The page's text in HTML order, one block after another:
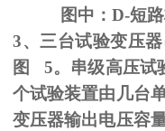
图中： D-
3、三台试验变压
图 5。串级高压试
个试验装置由几台
变压器输出电压容